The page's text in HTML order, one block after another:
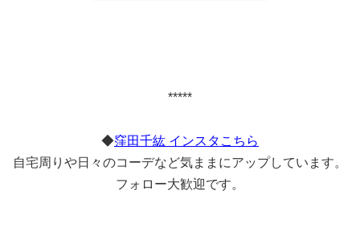
*****
◆窪田千紘 インスタこちら
自宅周りや日々のコーデなど気ままにアップしています。
フォロー大歓迎です。